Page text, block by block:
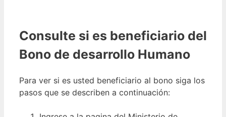
Consulte si es beneficiario del
Bono de desarrollo Humano
Para ver si es usted beneficiario al bono siga los
pasos que se describen a continuación: